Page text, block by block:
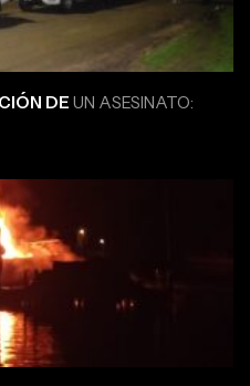
DE UN ASESINATO: